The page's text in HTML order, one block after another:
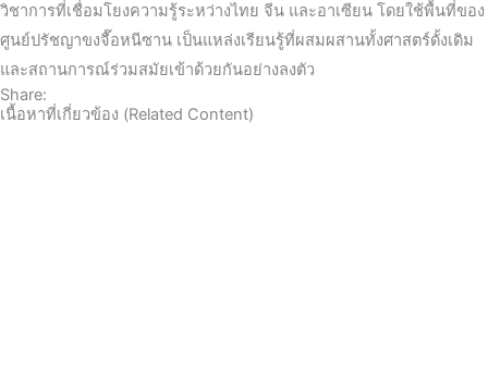
วิชาการที่เชื่อมโยงความรู้ระหว่างไทย จีน และอาเซียน โดยใช้พื้นที่ของ
ศูนย์ปรัชญาขงจื๊อหนีซาน เป็นแหล่งเรียนรู้ที่ผสมผสานทั้งศาสตร์ดั้งเดิม
และสถานการณ์ร่วมสมัยเข้าด้วยกันอย่างลงตัว
Share:
เนื้อหาที่เกี่ยวข้อง (Related Content)